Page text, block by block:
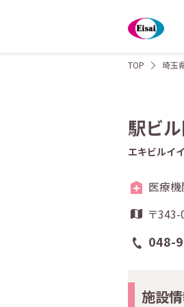
TOP 埼玉
駅ビ
エキビルイ
医療機
〒
048-
施設